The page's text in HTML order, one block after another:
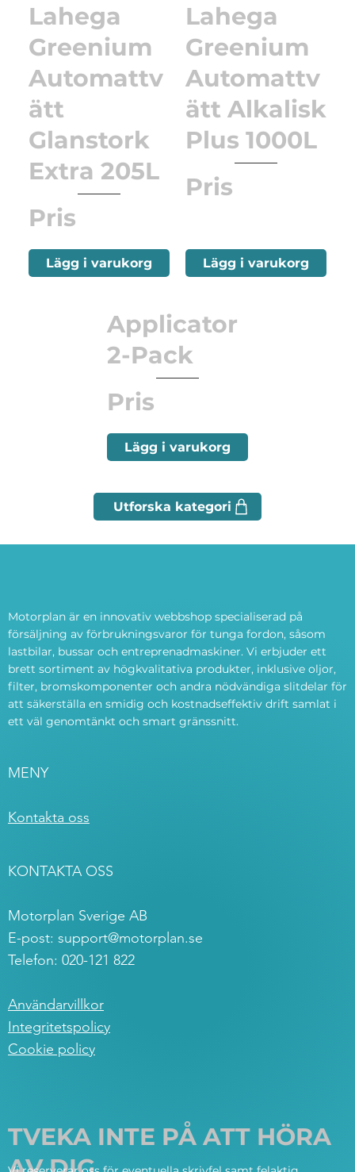
Lahega
Greenium
Automattv
ätt
Glanstork
Extra 205L
Pris
Lägg i varukorg
Lahega
Greenium
Automattv
ätt Alkalisk
Plus 1000L
Pris
Lägg i varukorg
Applicator
2-Pack
Pris
Lägg i varukorg
Motorplan är en innovativ webbshop specialiserad på
försäljning av förbrukningsvaror för tunga fordon, såsom
lastbilar, bussar och entreprenadmaskiner. Vi erbjuder ett
brett sortiment av högkvalitativa produkter, inklusive oljor,
filter, bromskomponenter och andra nödvändiga slitdelar för
att säkerställa en smidig och kostnadseffektiv drift samlat i
ett väl genomtänkt och smart gränssnitt.
MENY
Kontakta oss
KONTAKTA OSS
Motorplan Sverige AB
E-post: support@motorplan.se
Telefon: 020-121 822
Användarvillkor
Integritetspolicy
Cookie policy
TVEKA INTE PÅ ATT HÖRA